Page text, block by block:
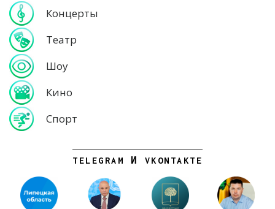
Концерты
Театр
Шоу
Кино
Спорт
TELEGRAM И VKONTAKTE